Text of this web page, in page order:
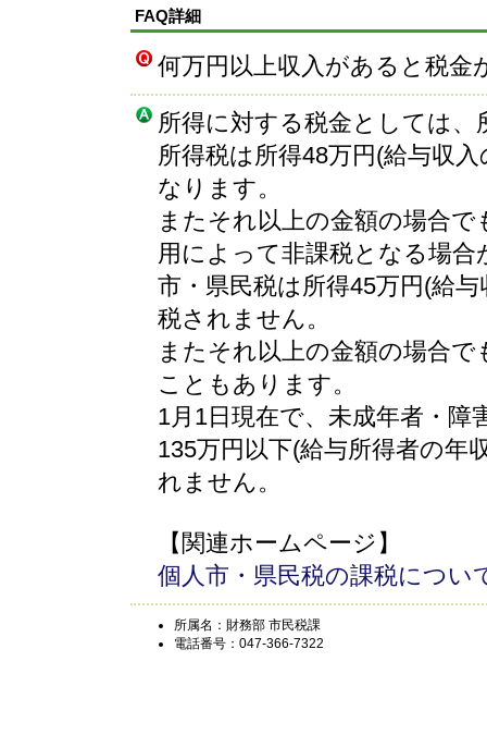
FAQ詳細
何万円以上収入があると税
所得に対する税金としては
所得税は所得48万円(給与収
なります。
またそれ以上の金額の場合
用によって非課税となる場合
市・県民税は所得45万円(給
税されません。
またそれ以上の金額の場合
こともあります。
1月1日現在で、未成年者・障
135万円以下(給与所得者の年
れません。
【関連ホームページ】
個人市・県民税の課税につい
所属名：財務部 市民税課
電話番号：047-366-7322